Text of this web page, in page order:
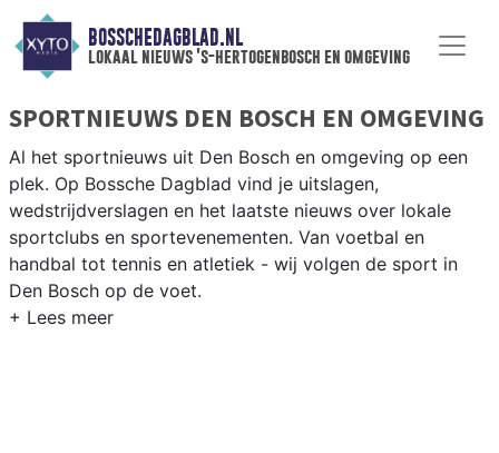
BOSSCHEDAGBLAD.NL
lokaal nieuws 's-hertogenbosch en omgeving
SPORTNIEUWS DEN BOSCH EN OMGEVING
Al het sportnieuws uit Den Bosch en omgeving op een
plek. Op Bossche Dagblad vind je uitslagen,
wedstrijdverslagen en het laatste nieuws over lokale
sportclubs en sportevenementen. Van voetbal en
handbal tot tennis en atletiek - wij volgen de sport in
Den Bosch op de voet.